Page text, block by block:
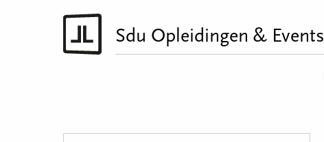
Sdu Opleidingen & Events